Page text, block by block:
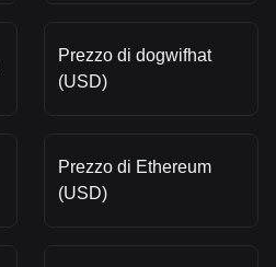
Prezzo di dogwifhat
(USD)
Prezzo di Ethereum
(USD)